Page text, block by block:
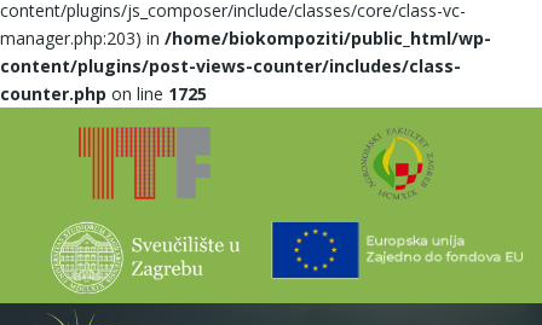
content/plugins/js_composer/include/classes/core/class-vc-
manager.php:203) in /home/biokompoziti/public_html/wp-
content/plugins/post-views-counter/includes/class-
counter.php on line 1725